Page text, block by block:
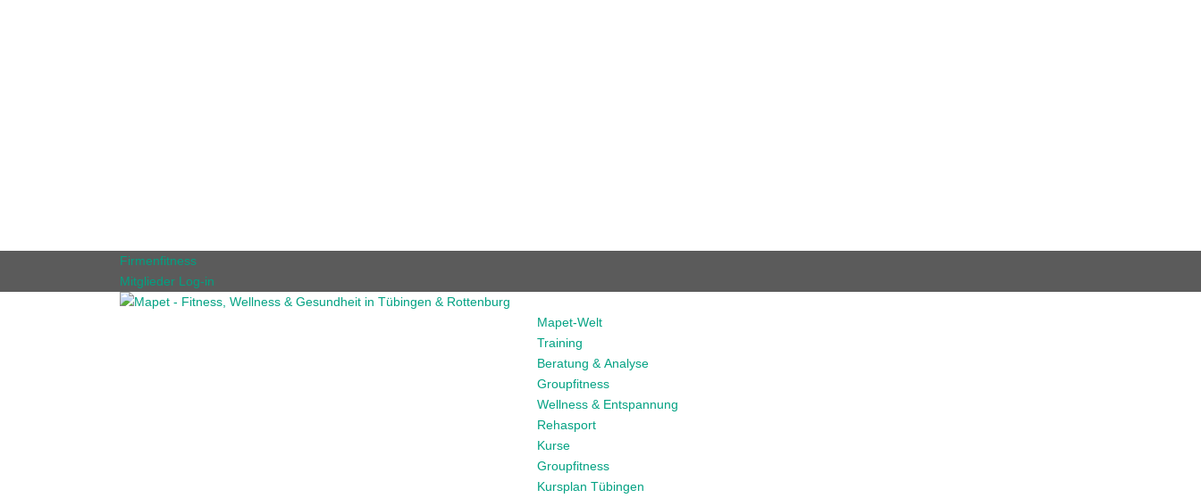
Firmenfitness
Mitglieder Log-in
Mapet-Welt
Training
Beratung & Analyse
Groupfitness
Wellness & Entspannung
Rehasport
Kurse
Groupfitness
Kursplan Tübingen